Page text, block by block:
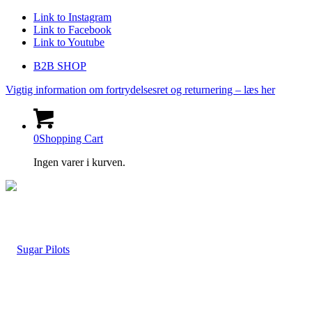
Link to Instagram
Link to Facebook
Link to Youtube
B2B SHOP
Vigtig information om fortrydelsesret og returnering – læs her
0Shopping Cart
Ingen varer i kurven.